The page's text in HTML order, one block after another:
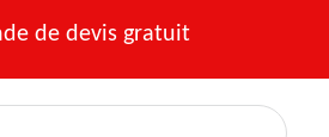
de devis gratuit